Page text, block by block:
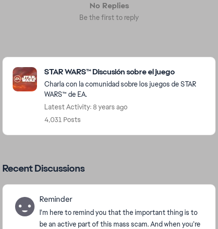
No Replies
Be the first to reply
Featured Places
STAR WARS™ Discusión sobre el juego
Charla con la comunidad sobre los juegos de STAR
WARS™ de EA.
Latest Activity: 8 years ago
4,031 Posts
Recent Discussions
Reminder
I'm here to remind you that the important thing is to
be an active part of this mass scam. And when you're